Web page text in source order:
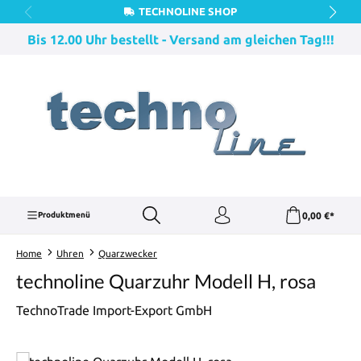
Zum Hauptinhalt springenTECHNOLINE SHOP
Bis 12.00 Uhr bestellt - Versand am gleichen Tag!!!
Produktmenü 0,00 €*
Home Uhren Quarzwecker
technoline Quarzuhr Modell H, rosa
TechnoTrade Import-Export GmbH